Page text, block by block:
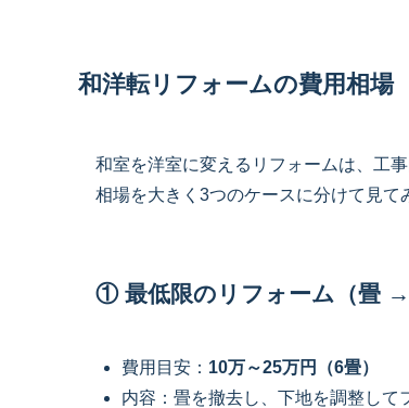
和洋転リフォームの費用相場
和室を洋室に変えるリフォームは、工
相場を大きく3つのケースに分けて見て
① 最低限のリフォーム（畳 →
費用目安： 10万～25万円（6畳）
内容：畳を撤去し、下地を調整して